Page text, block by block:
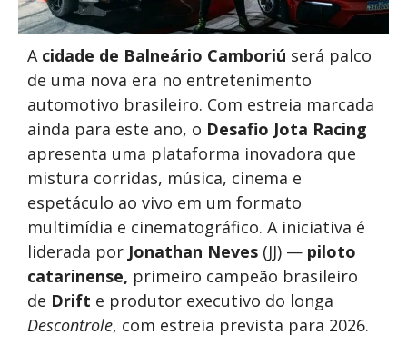
A cidade de Balneário Camboriú será palco
de uma nova era no entretenimento
automotivo brasileiro. Com estreia marcada
ainda para este ano, o Desafio Jota Racing
apresenta uma plataforma inovadora que
mistura corridas, música, cinema e
espetáculo ao vivo em um formato
multimídia e cinematográfico. A iniciativa é
liderada por Jonathan Neves (JJ) — piloto
catarinense, primeiro campeão brasileiro
de Drift e produtor executivo do longa
Descontrole, com estreia prevista para 2026.